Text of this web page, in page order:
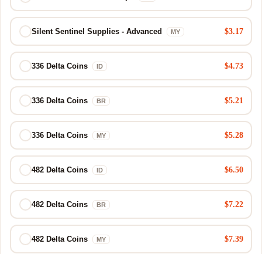
Silent Sentinel Supplies - Advanced MY $3.17
336 Delta Coins ID $4.73
336 Delta Coins BR $5.21
336 Delta Coins MY $5.28
482 Delta Coins ID $6.50
482 Delta Coins BR $7.22
482 Delta Coins MY $7.39